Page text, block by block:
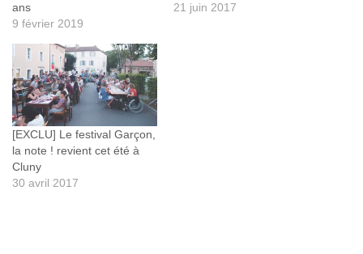
ans
9 février 2019
21 juin 2017
[EXCLU] Le festival Garçon,
la note ! revient cet été à
Cluny
30 avril 2017